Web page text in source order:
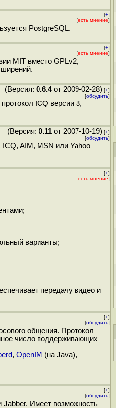
[+]
[есть мнение]
PostgreSQL.
[+]
[есть мнение]
MIT вместо GPLv2,
(Версия: 0.6.4от 2009-02-28) [+]
[обсудить]
ICQ версии 8,
(Версия: 0.11 от 2007-10-19) [+]
[обсудить]
AIM, MSN или Yahoo
[+]
[есть мнение]
варианты;
передачу видео и
[+]
[обсудить]
общения. Протокол
число поддерживающих
, OpenIM (на Java),
[+]
[обсудить]
Jabber. Имеет возможность